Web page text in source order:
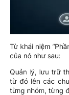
Từ khái niệm
của nó như sau:
Quản lý, lưu trữ
từ đó lên các
từng nhóm, từng